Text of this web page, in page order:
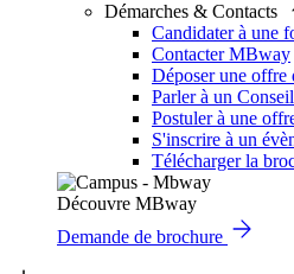
Démarches & Contacts
Candidater à une
Contacter MBway
Déposer une offre
Parler à un
Postuler à une
S'inscrire à un
Télécharger la
Découvre MBway
Demande de brochure